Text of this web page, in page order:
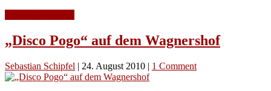
„Disco Pogo“ auf dem Wagnershof
Sebastian Schipfel | 24. August 2010 | 1 Comment